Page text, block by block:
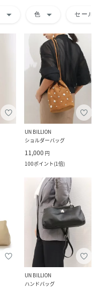
arrow_drop_down 色 arrow_drop_down セール
UN BILLION
ショルダーバッグ
11,000 円
100ポイント(1倍)
UN BILLION
ハンドバッグ